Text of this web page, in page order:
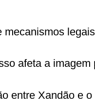
mecanismos
afeta a imagem
entre Xandão e